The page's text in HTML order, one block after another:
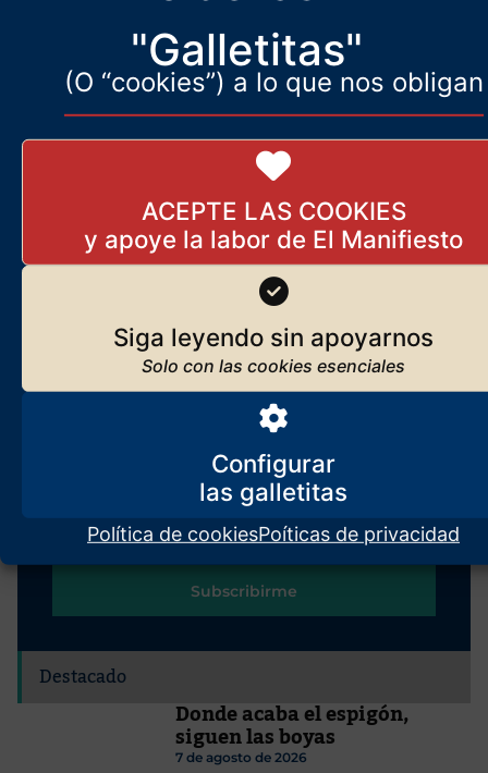
"Galletitas"
(O “cookies”) a lo que nos obligan
ACEPTE LAS COOKIES
Siga leyendo sin apoyarnos
Configurar
Política de cookiesPoíticas de privacidad
Lo que somos, lo que nos mueve
Seguir leyendo
Los orígenes de El Manifiesto
Seguir leyendo
cada día en su correo
Subscribirme
Destacado
Donde acaba el espigón,
siguen las boyas
7 de agosto de 2026